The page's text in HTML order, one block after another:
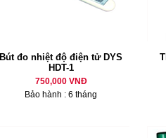
Bút đo nhiệt độ điện tử DYS
HDT-1
750,000 VNĐ
Bảo hành : 6 tháng